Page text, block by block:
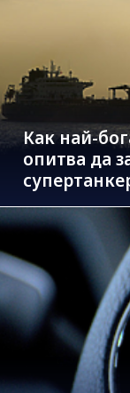
Как най-
опитва да